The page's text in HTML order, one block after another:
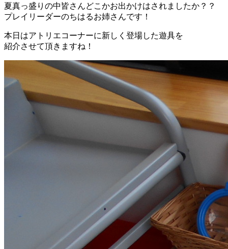
夏真っ盛りの中皆さんどこかお出かけはされましたか？？
プレイリーダーのちはるお姉さんです！
本日はアトリエコーナーに新しく登場した遊具を
紹介させて頂きますね！